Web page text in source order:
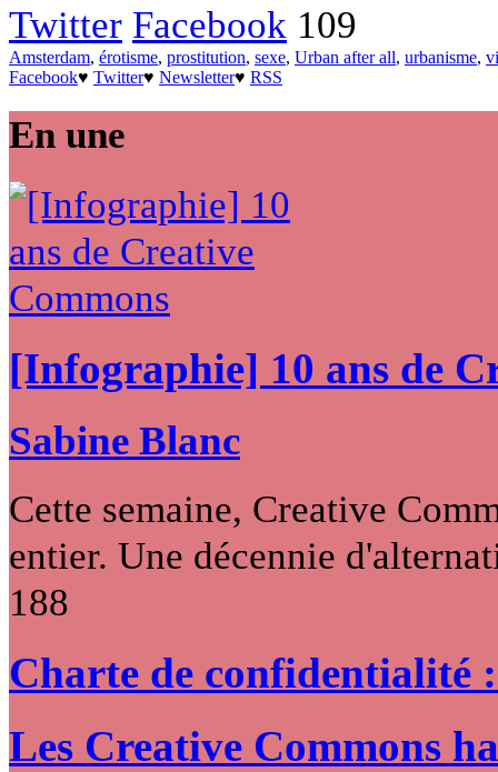
Twitter Facebook 109
Amsterdam, érotisme, prostitution, sexe, Urban after all, urbanisme,
Facebook♥ Twitter♥ Newsletter♥ RSS
En une
[Infographie] 10 ans de
Sabine Blanc
Cette semaine, Creative
entier. Une décennie
188
Charte de confidentialité
Les Creative Commons